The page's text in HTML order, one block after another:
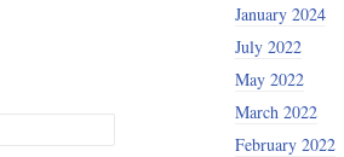
January 2024
July 2022
May 2022
March 2022
February 2022